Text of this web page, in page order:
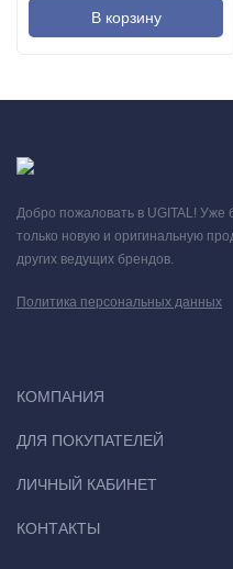
В корзину
Добро пожаловать в UGITAL!
только новую и оригинальную
других ведущих брендов.
Политика персональных данных
КОМПАНИЯ
ДЛЯ ПОКУПАТЕЛЕЙ
ЛИЧНЫЙ КАБИНЕТ
КОНТАКТЫ